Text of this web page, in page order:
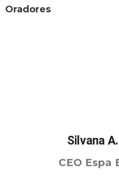
Oradores
Silvana
CEO Espa